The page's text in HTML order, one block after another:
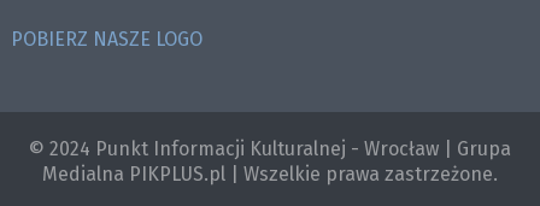
POBIERZ NASZE LOGO
© 2024 Punkt Informacji Kulturalnej - Wrocław | Grupa
Medialna PIKPLUS.pl | Wszelkie prawa zastrzeżone.